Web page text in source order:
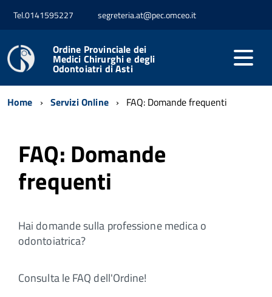
Tel.0141595227 segreteria.at@pec.omceo.it
Ordine Provinciale dei
Medici Chirurghi e degli
Odontoiatri di Asti
Home Servizi Online FAQ: Domande frequenti
FAQ: Domande
frequenti
Hai domande sulla professione medica o
odontoiatrica?
Consulta le FAQ dell'Ordine!